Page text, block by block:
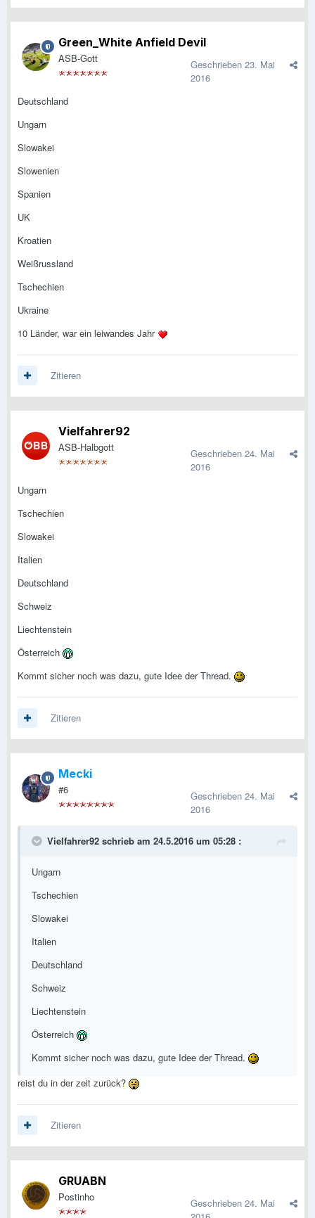
Green_White Anfield Devil
ASB-Gott Geschrieben 23. Mai
2016
Deutschland
Ungarn
Slowakei
Slowenien
Spanien
UK
Kroatien
Weißrussland
Tschechien
Ukraine
10 Länder, war ein leiwandes Jahr
Zitieren
Vielfahrer92
ASB-Halbgott Geschrieben 24. Mai
2016
Ungarn
Tschechien
Slowakei
Italien
Deutschland
Schweiz
Liechtenstein
Österreich
Kommt sicher noch was dazu, gute Idee der Thread.
Zitieren
Mecki
#6 Geschrieben 24. Mai
2016
Vielfahrer92 schrieb am 24.5.2016 um 05:28 :
Ungarn
Tschechien
Slowakei
Italien
Deutschland
Schweiz
Liechtenstein
Österreich
Kommt sicher noch was dazu, gute Idee der Thread.
reist du in der zeit zurück?
Zitieren
GRUABN
Postinho Geschrieben 24. Mai